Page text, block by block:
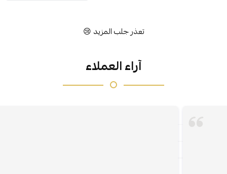
تعذر جلب المزيد 😢
آراء العملاء